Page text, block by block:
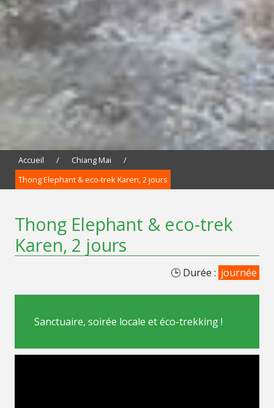
Accueil / Chiang Mai
/
Thong Elephant & eco-trek Karen, 2 jours
Thong Elephant & eco-trek
Karen, 2 jours
🕒 Durée : journée
Sanctuaire, soirée locale et éco-trekking !